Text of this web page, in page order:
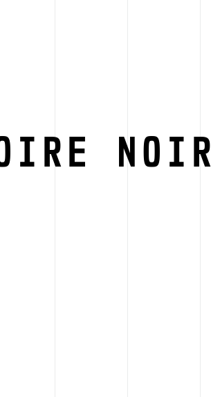
NOIR